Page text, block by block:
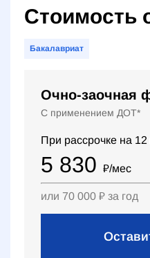
Стоимость
Бакалавриат
Очно-заочная
С применением ДОТ*
При рассрочке на 12
5 830 ₽/мес
или 70 000 ₽ за год